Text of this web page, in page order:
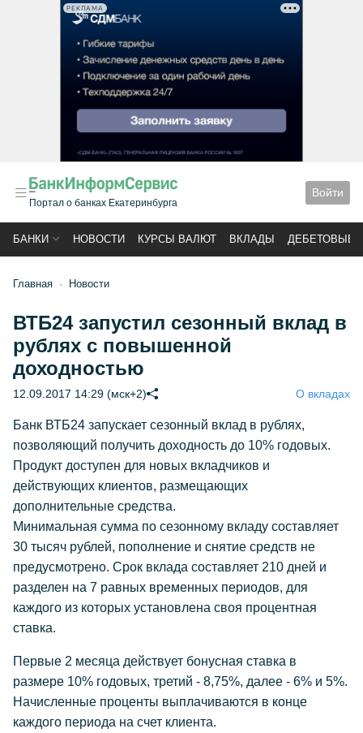
РЕКЛАМА
Портал о банках Екатеринбурга
Войти
БАНКИ НОВОСТИ КУРСЫ ВАЛЮТ ВКЛАДЫ ДЕБЕТОВЫЕ
Главная Новости
ВТБ24 запустил сезонный вклад в
рублях с повышенной
доходностью
12.09.2017 14:29 (мск+2) О вкладах
Банк ВТБ24 запускает сезонный вклад в рублях,
позволяющий получить доходность до 10% годовых.
Продукт доступен для новых вкладчиков и
действующих клиентов, размещающих
дополнительные средства.
Минимальная сумма по сезонному вкладу составляет
30 тысяч рублей, пополнение и снятие средств не
предусмотрено. Срок вклада составляет 210 дней и
разделен на 7 равных временных периодов, для
каждого из которых установлена своя процентная
ставка.
Первые 2 месяца действует бонусная ставка в
размере 10% годовых, третий - 8,75%, далее - 6% и 5%.
Начисленные проценты выплачиваются в конце
каждого периода на счет клиента.